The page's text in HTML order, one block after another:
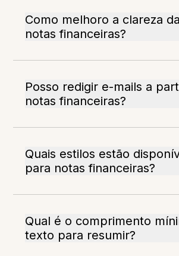
Como melhoro a clareza
notas financeiras?
Posso redigir e-mails a
notas financeiras?
Quais estilos estão
para notas financeiras?
Qual é o comprimento
texto para resumir?